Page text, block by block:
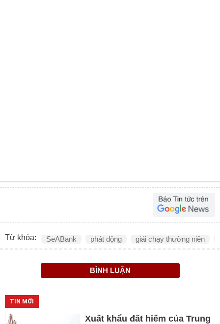
Từ khóa: SeABank phát động giải chạy thường niên
BÌNH LUẬN
TIN MỚI
Xuất khẩu đất hiếm của Trung